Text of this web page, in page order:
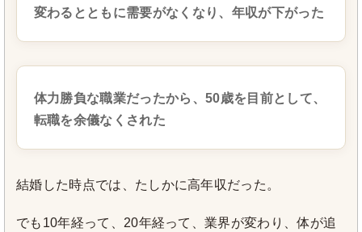
変わるとともに需要がなくなり、年収が下がった
体力勝負な職業だったから、50歳を目前として、
転職を余儀なくされた
結婚した時点では、たしかに高年収だった。
でも10年経って、20年経って、業界が変わり、体が追